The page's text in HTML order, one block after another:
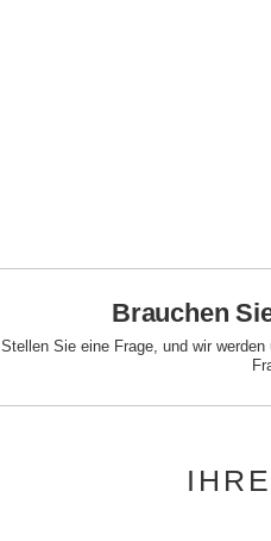
Brauchen
Stellen Sie eine Frage, und wir